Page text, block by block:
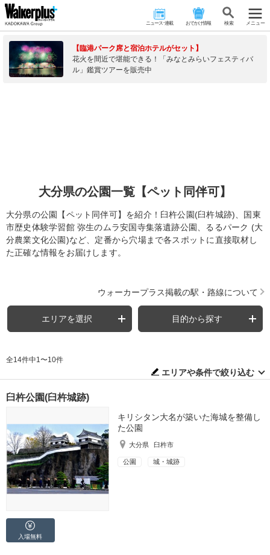
ニュース･連載 おでかけ情報 検 索 メニュー
【臨港パーク席と宿泊ホテルがセット】
花火を間近で堪能できる！「みなとみらいフェスティバ
ル」鑑賞ツアーを販売中
大分県の公園一覧【ペット同伴可】
大分県の公園【ペット同伴可】を紹介！臼杵公園(臼杵城跡)、国東
市歴史体験学習館 弥生のムラ安国寺集落遺跡公園、るるパーク (大
分農業文化公園)など、定番から穴場まで各スポットに直接取材し
た正確な情報をお届けします。
ウォーカープラス掲載の駅・路線について
エリアを選択 目的から探す
全14件中1〜10件
エリアや条件で絞り込む
臼杵公園(臼杵城跡)
キリシタン大名が築いた海城を整備し
た公園
大分県 臼杵市
公園 城・城跡
入場無料